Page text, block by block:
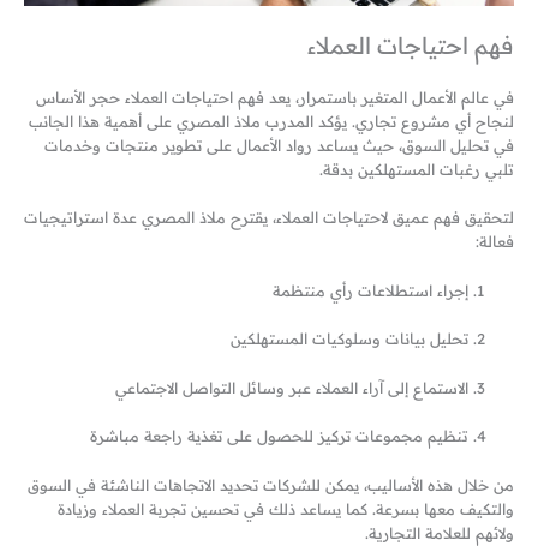
فهم احتياجات العملاء
في عالم الأعمال المتغير باستمرار، يعد فهم احتياجات العملاء حجر الأساس
لنجاح أي مشروع تجاري. يؤكد المدرب ملاذ المصري على أهمية هذا الجانب
في تحليل السوق، حيث يساعد رواد الأعمال على تطوير منتجات وخدمات
تلبي رغبات المستهلكين بدقة.
لتحقيق فهم عميق لاحتياجات العملاء، يقترح ملاذ المصري عدة استراتيجيات
فعالة:
إجراء استطلاعات رأي منتظمة
تحليل بيانات وسلوكيات المستهلكين
الاستماع إلى آراء العملاء عبر وسائل التواصل الاجتماعي
تنظيم مجموعات تركيز للحصول على تغذية راجعة مباشرة
من خلال هذه الأساليب، يمكن للشركات تحديد الاتجاهات الناشئة في السوق
والتكيف معها بسرعة. كما يساعد ذلك في تحسين تجربة العملاء وزيادة
ولائهم للعلامة التجارية.